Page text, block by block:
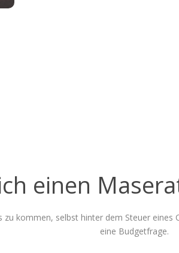
einen
zu kommen, selbst hinter dem Steuer
eine Budgetfrage.